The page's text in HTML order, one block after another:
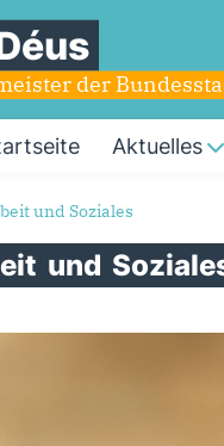
der
Aktuelles
und Soziales
und